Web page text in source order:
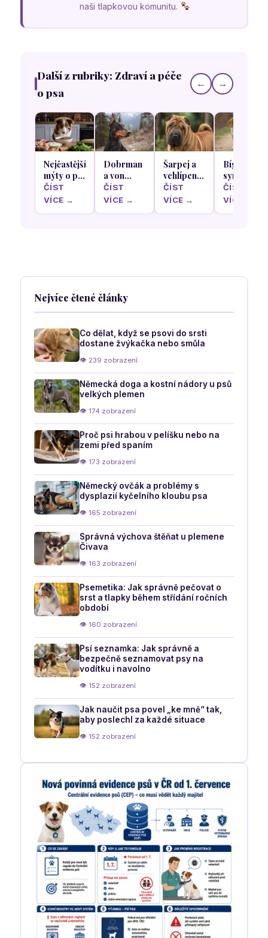
naši tlapkovou komunitu.
Další z rubriky: Zdraví a péče
o psa
← →
Nejčastější
mýty o psí
stravě,
kterým
ČÍST
VÍCE →
Dobrman
a von
Willebrandova
choroba
ČÍST
VÍCE →
Šarpej a
vchlípení
víček
dráždící
ČÍST
VÍCE →
Bígl a
syndrom
čínského
psa neboli
ČÍST
VÍCE →
Nejvíce čtené články
Co dělat, když se psovi do srsti
dostane žvýkačka nebo smůla
👁 239 zobrazení
Německá doga a kostní nádory u psů
velkých plemen
👁 174 zobrazení
Proč psi hrabou v pelíšku nebo na
zemi před spaním
👁 173 zobrazení
Německý ovčák a problémy s
dysplazií kyčelního kloubu psa
👁 165 zobrazení
Správná výchova štěňat u plemene
Čivava
👁 163 zobrazení
Psemetika: Jak správně pečovat o
srst a tlapky během střídání ročních
období
👁 160 zobrazení
Psí seznamka: Jak správně a
bezpečně seznamovat psy na
vodítku i navolno
👁 152 zobrazení
Jak naučit psa povel „ke mně“ tak,
aby poslechl za každé situace
👁 152 zobrazení